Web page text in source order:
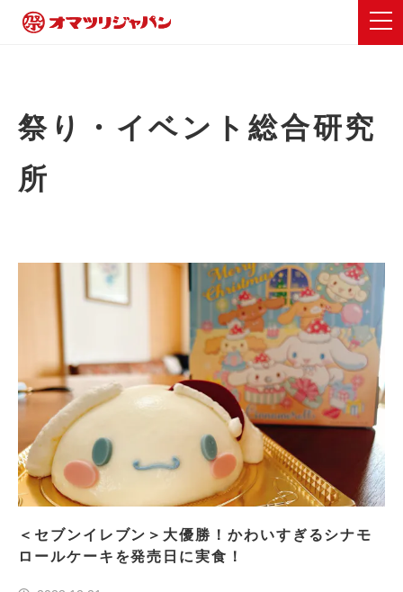
祭り・イベント総合研究
所
＜セブンイレブン＞大優勝！かわいすぎるシナモ
ロールケーキを発売日に実食！